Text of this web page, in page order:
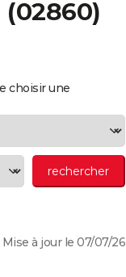
(02860)
choisir une
Mise à jour le 07/07/26